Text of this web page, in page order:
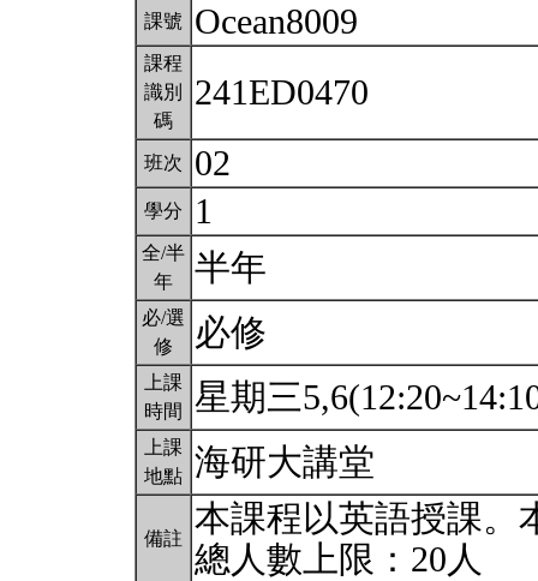
課號 Ocean8009
課程
識別
碼
241ED0470
班次 02
學分 1
全/半
年
半年
必/選
修
必修
上課
時間
星期三
上課
地點 海研大講堂
備註
本課程以英語授課。
總人數上限：20人